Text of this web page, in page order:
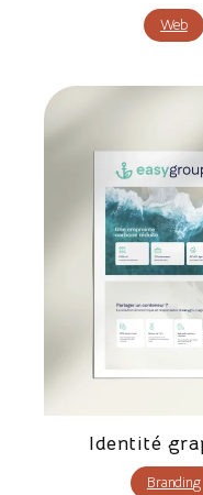
Web
Identité
Branding